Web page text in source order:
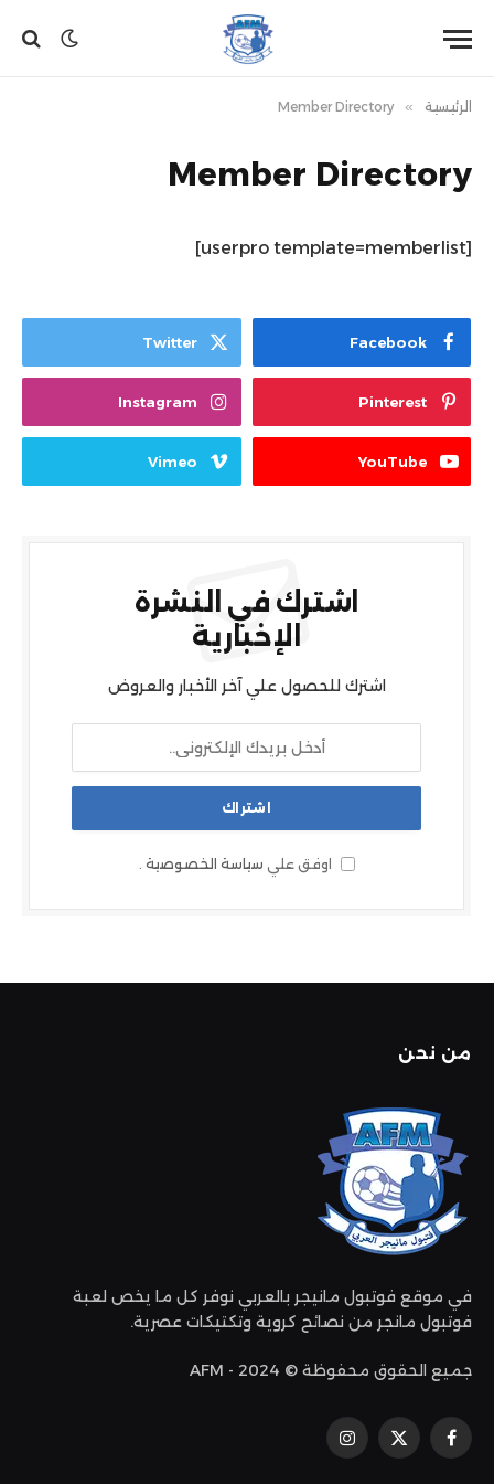
الرئيسية »
Member Directory
Member Directory
[userpro template=memberlist]
Facebook
Twitter
Pinterest
Instagram
YouTube
Vimeo
اشترك في النشرة
الإخبارية
اشترك للحصول علي آخر الأخبار والعروض
اوفق علي سياسة الخصوصية .
من نحن
في موقع فوتبول مانيجر بالعربي نوفر كل ما يخص لعبة
فوتبول مانجر من نصائح كروية وتكتيكات عصرية.
جميع الحقوق محفوظة © 2024 - AFM
فيسبوكإكس
الانستغرام